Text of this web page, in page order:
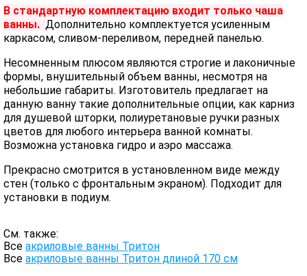
В стандартную комплектацию входит только чаша
ванны. Дополнительно комплектуется усиленным
каркасом, сливом-переливом, передней панелью.
Несомненным плюсом являются строгие и лаконичные
формы, внушительный объем ванны, несмотря на
небольшие габариты. Изготовитель предлагает на
данную ванну такие дополнительные опции, как карниз
для душевой шторки, полиуретановые ручки разных
цветов для любого интерьера ванной комнаты.
Возможна установка гидро и аэро массажа.
Прекрасно смотрится в установленном виде между
стен (только с фронтальным экраном). Подходит для
установки в подиум.
См. также:
Все акриловые ванны Тритон
Все акриловые ванны Тритон длиной 170 см